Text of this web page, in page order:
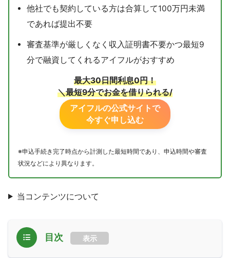
他社でも契約している方は合算して100万円未満
であれば提出不要
審査基準が厳しくなく収入証明書不要かつ最短9
分で融資してくれるアイフルがおすすめ
最大30日間利息0円！
＼最短9分でお金を借りられる/
アイフルの公式サイトで
今すぐ申し込む
※申込手続き完了時点から計測した最短時間であり、申込時間や審査
状況などにより異なります。
当コンテンツについて
目次 表示